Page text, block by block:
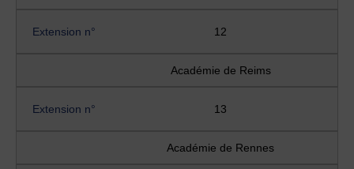
Extension n° 12
Académie de Reims
Extension n° 13
Académie de Rennes